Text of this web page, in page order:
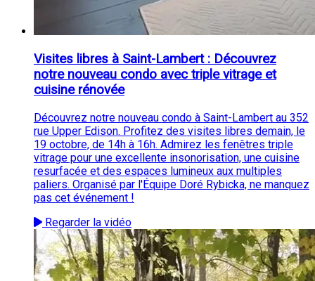
Visites libres à Saint-Lambert : Découvrez
notre nouveau condo avec triple vitrage et
cuisine rénovée
Découvrez notre nouveau condo à Saint-Lambert au 352
rue Upper Edison. Profitez des visites libres demain, le
19 octobre, de 14h à 16h. Admirez les fenêtres triple
vitrage pour une excellente insonorisation, une cuisine
resurfacée et des espaces lumineux aux multiples
paliers. Organisé par l'Équipe Doré Rybicka, ne manquez
pas cet événement !
Regarder la vidéo